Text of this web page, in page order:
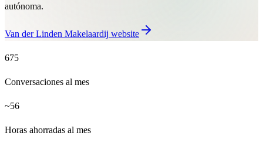
autónoma.
Van der Linden Makelaardij website
675
Conversaciones al mes
~56
Horas ahorradas al mes